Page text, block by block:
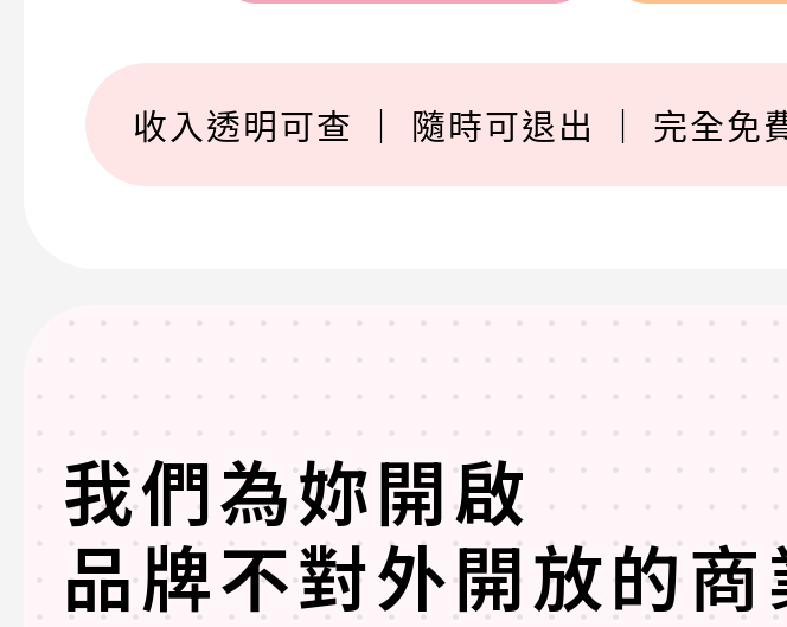
收入透明可查 ｜ 隨時可退出 ｜ 完全免
我們為妳開啟
品牌不對外開放的